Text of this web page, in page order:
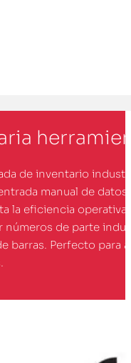
de inventario
manual de
la eficiencia operativa
números de parte
barras. Perfecto para